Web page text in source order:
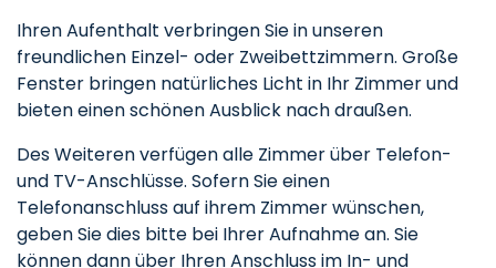
Ihren Aufenthalt verbringen Sie in unseren
freundlichen Einzel- oder Zweibettzimmern. Große
Fenster bringen natürliches Licht in Ihr Zimmer und
bieten einen schönen Ausblick nach draußen.
Des Weiteren verfügen alle Zimmer über Telefon-
und TV-Anschlüsse. Sofern Sie einen
Telefonanschluss auf ihrem Zimmer wünschen,
geben Sie dies bitte bei Ihrer Aufnahme an. Sie
können dann über Ihren Anschluss im In- und